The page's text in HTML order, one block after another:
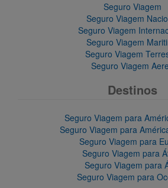
Seguro Viagem
Seguro Viagem
Seguro Viagem
Seguro Viagem
Seguro Viagem
Seguro Viagem
Destinos
Seguro Viagem para
Seguro Viagem para
Seguro Viagem para
Seguro Viagem para
Seguro Viagem para
Seguro Viagem para